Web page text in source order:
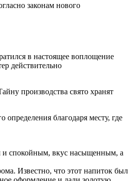
законам нового
в настоящее воплощение
действительно
производства свято хранят
благодаря месту, где
и спокойным, вкус насыщенным, а
Известно, что этот напиток был